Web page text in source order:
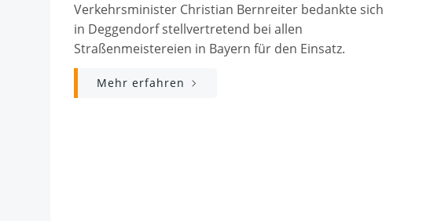
Verkehrsminister Christian Bernreiter bedankte sich
in Deggendorf stellvertretend bei allen
Straßenmeistereien in Bayern für den Einsatz.
Mehr erfahren